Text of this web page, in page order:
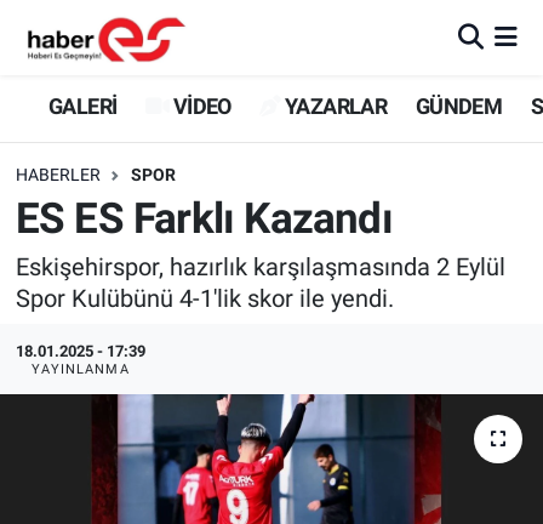
GALERİ VİDEO YAZARLAR GÜNDEM
HABERLER SPOR
ES ES Farklı Kazandı
Eskişehirspor, hazırlık karşılaşmasında 2 Eylül
Spor Kulübünü 4-1'lik skor ile yendi.
18.01.2025 - 17:39
YAYINLANMA
GALERİ
YAZARLAR
GÜNDEM
SİYASET
TEKNOLOJİ
EKONOMİ
Eskişehir Nöbetçi Eczaneler
Eskişehir Trafik Yoğunluk Haritası
Süper Lig Puan Durumu ve Fikstür
Tüm Manşetler
Son Dakika Haberleri
Haber Arşivi